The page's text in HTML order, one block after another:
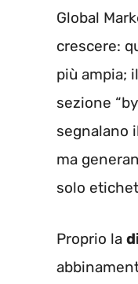
Global
crescere:
più ampia;
sezione
segnalano
ma
solo
Proprio la